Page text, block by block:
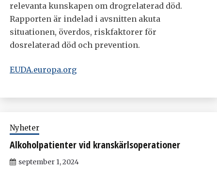
relevanta kunskapen om drogrelaterad död.
Rapporten är indelad i avsnitten akuta
situationen, överdos, riskfaktorer för
dosrelaterad död och prevention.
EUDA.europa.org
Nyheter
Alkoholpatienter vid kranskärlsoperationer
september 1, 2024